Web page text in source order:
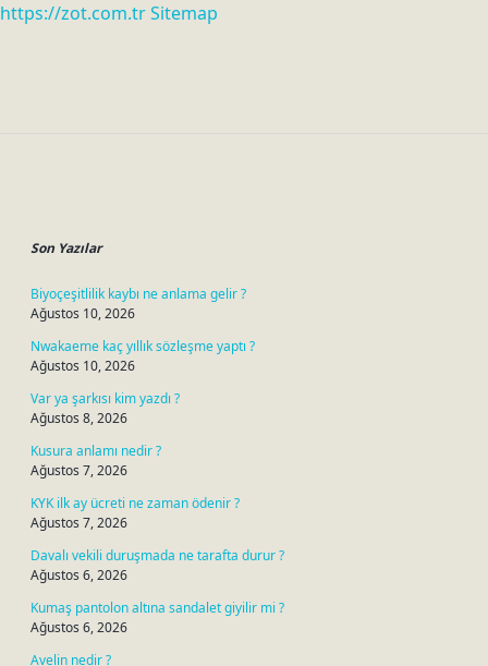
https://zot.com.trSitemap
Son Yazılar
Biyoçeşitlilik kaybı ne anlama gelir ?
Ağustos 10, 2026
Nwakaeme kaç yıllık sözleşme yaptı ?
Ağustos 10, 2026
Var ya şarkısı kim yazdı ?
Ağustos 8, 2026
Kusura anlamı nedir ?
Ağustos 7, 2026
KYK ilk ay ücreti ne zaman ödenir ?
Ağustos 7, 2026
Davalı vekili duruşmada ne tarafta durur ?
Ağustos 6, 2026
Kumaş pantolon altına sandalet giyilir mi ?
Ağustos 6, 2026
Avelin nedir ?